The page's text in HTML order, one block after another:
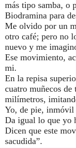
más tipo samba, o
Biodramina para
Me olvido por un
otro café; pero no
nuevo y me
Ese movimiento,
mi.
En la repisa
cuatro muñecos
milímetros,
Yo, de pie, inmóvil
Da igual lo que yo
Dicen que este
sacudida”.